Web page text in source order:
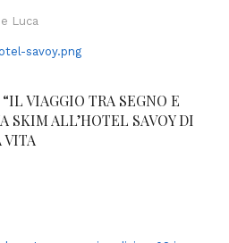
Luca
VIAGGIO TRA SEGNO E
SKIM ALL’HOTEL SAVOY DI
VITA